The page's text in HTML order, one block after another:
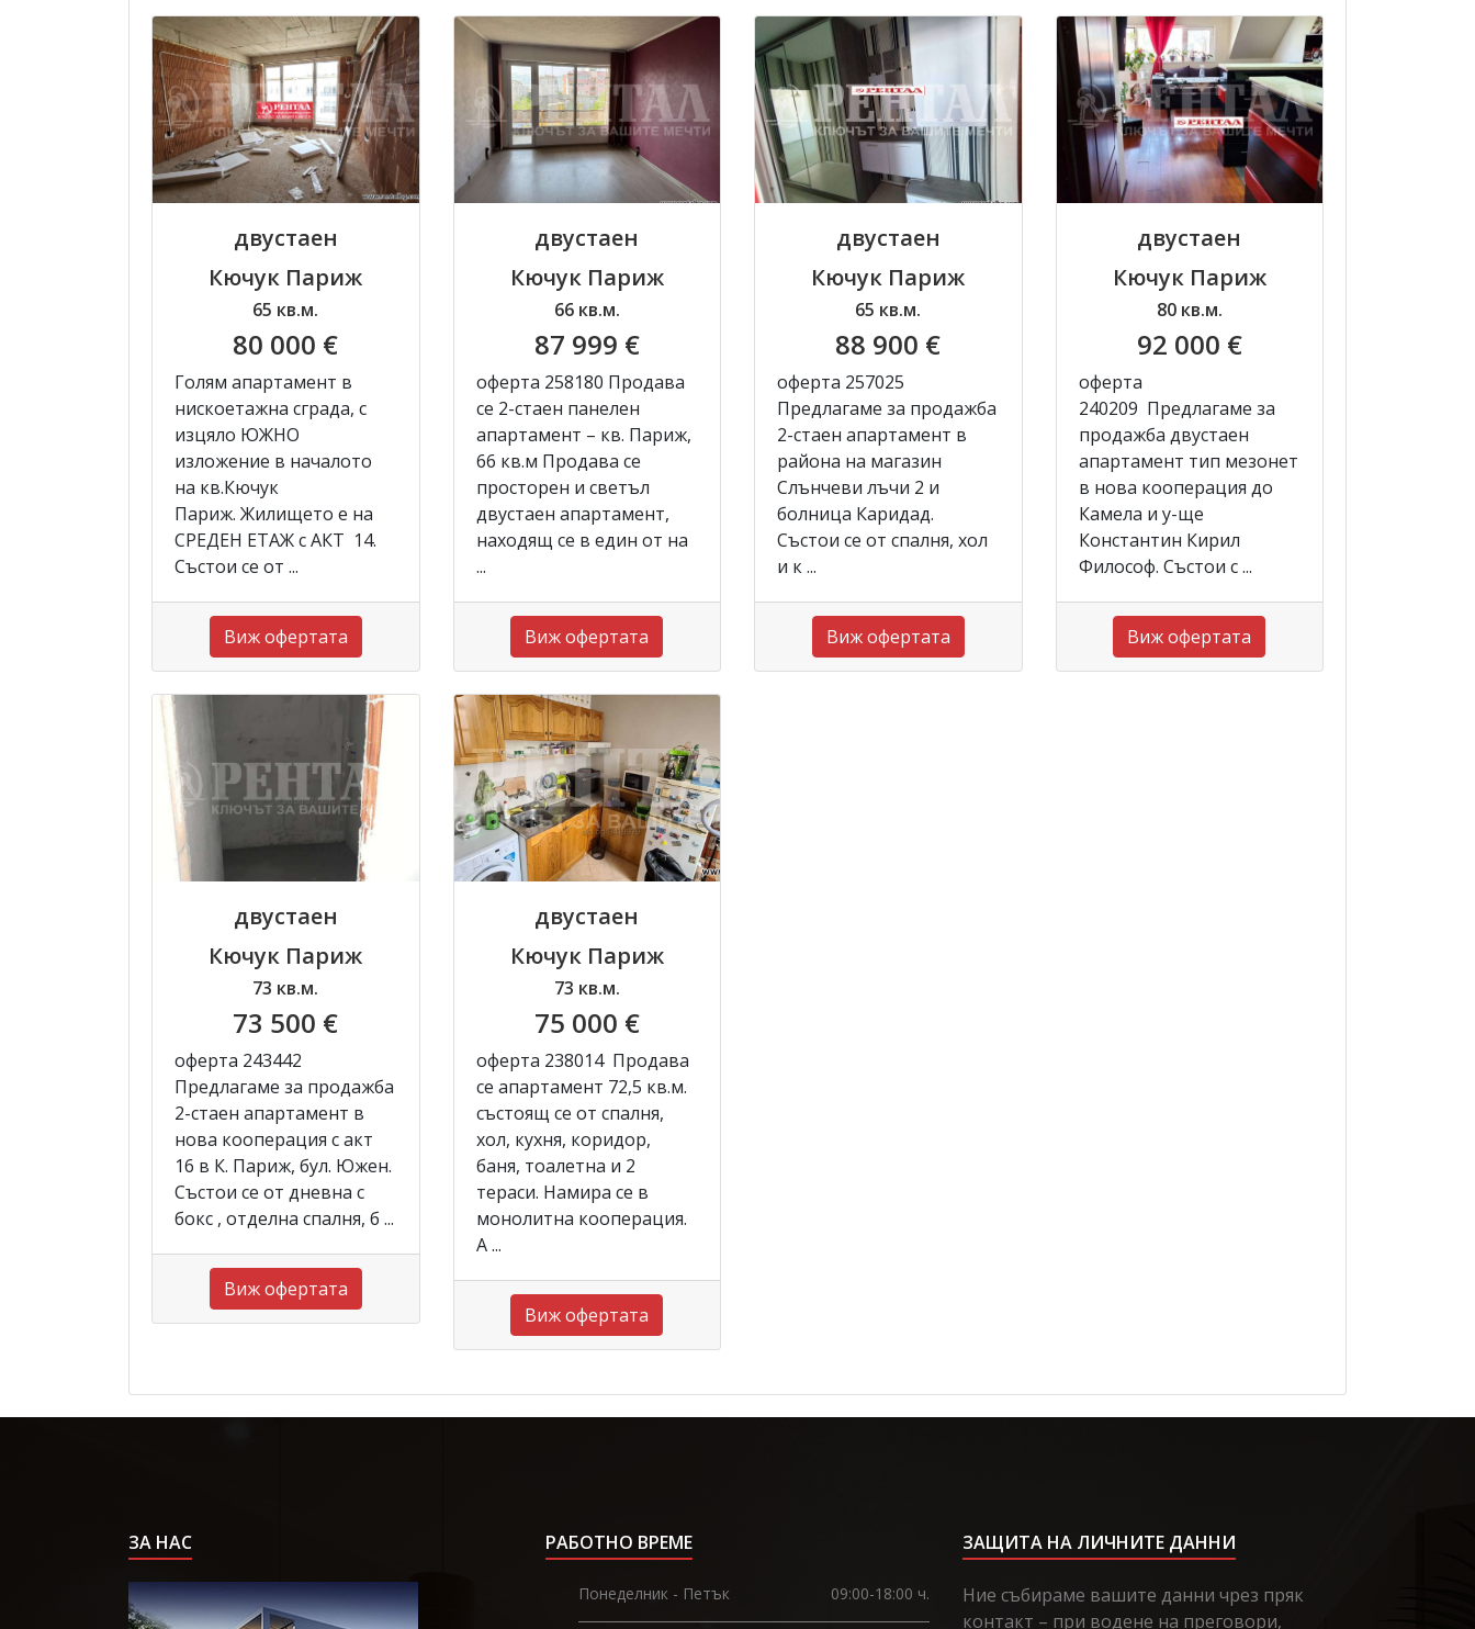
двустаен
Кючук Париж
65 кв.м.
80 000 €
Голям апартамент в
нискоетажна сграда, с
изцяло ЮЖНО
изложение в началото
на кв.Кючук
Париж. Жилището е на
СРЕДЕН ЕТАЖ с АКТ 14.
Състои се от ...
Виж офертата
двустаен
Кючук Париж
66 кв.м.
87 999 €
оферта 258180 Продава
се 2-стаен панелен
апартамент – кв. Париж,
66 кв.м Продава се
просторен и светъл
двустаен апартамент,
находящ се в един от на
...
Виж офертата
двустаен
Кючук Париж
65 кв.м.
88 900 €
оферта 257025
Предлагаме за продажба
2-стаен апартамент в
района на магазин
Слънчеви лъчи 2 и
болница Каридад.
Състои се от спалня, хол
и к ...
Виж офертата
двустаен
Кючук Париж
80 кв.м.
92 000 €
оферта
240209 Предлагаме за
продажба двустаен
апартамент тип мезонет
в нова кооперация до
Камела и у-ще
Константин Кирил
Философ. Състои с ...
Виж офертата
двустаен
Кючук Париж
73 кв.м.
73 500 €
оферта 243442
Предлагаме за продажба
2-стаен апартамент в
нова кооперация с акт
16 в К. Париж, бул. Южен.
Състои се от дневна с
бокс , отделна спалня, б ...
Виж офертата
двустаен
Кючук Париж
73 кв.м.
75 000 €
оферта 238014 Продава
се апартамент 72,5 кв.м.
състоящ се от спалня,
хол, кухня, коридор,
баня, тоалетна и 2
тераси. Намира се в
монолитна кооперация.
А ...
Виж офертата
ЗА НАС РАБОТНО ВРЕМЕ
Понеделник - Петък 09:00-18:00 ч.
ЗАЩИТА НА ЛИЧНИТЕ ДАННИ
Ние събираме вашите данни чрез пряк
контакт – при водене на преговори,